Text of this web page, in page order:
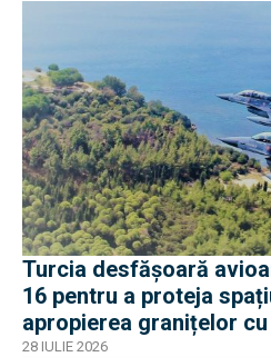
Turcia desfășoară
16 pentru a proteja
apropierea granițelor cu
28 IULIE 2026